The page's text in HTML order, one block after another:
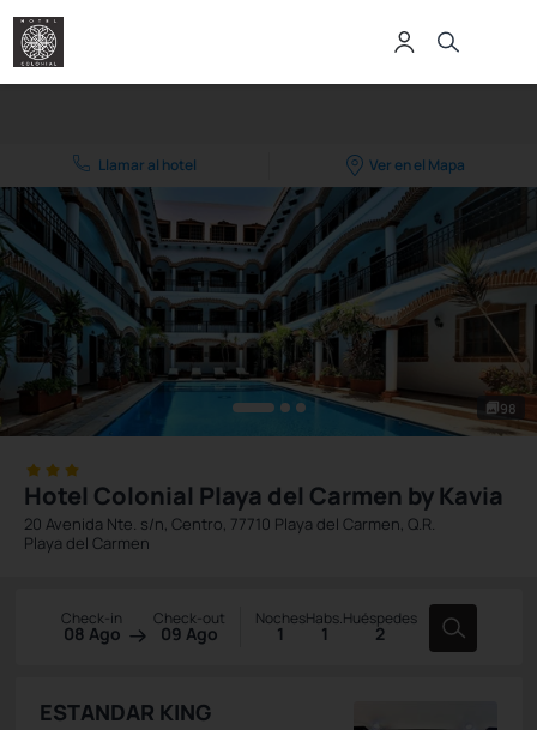
Llamar al hotel Ver en el Mapa
98
Hotel Colonial Playa del Carmen by Kavia
20 Avenida Nte. s/n, Centro, 77710 Playa del Carmen, Q.R.
Playa del Carmen
Check-in
08 Ago
Check-out
09 Ago
Noches
1
Habs.
1
Huéspedes
2
ESTANDAR KING